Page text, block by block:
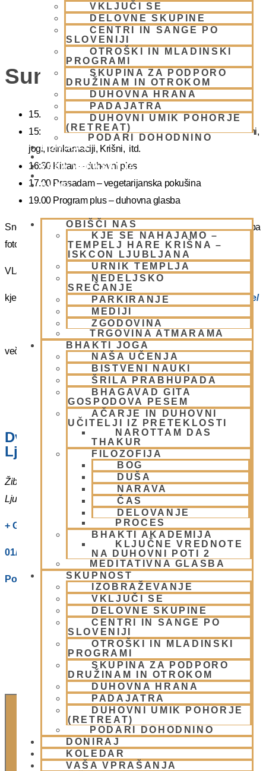
VKLJUČI SE
DELOVNE SKUPINE
CENTRI IN SANGE PO
SLOVENIJI
OTROŠKI IN MLADINSKI
PROGRAMI
SKUPINA ZA PODPORO
DRUŽINAM IN OTROKOM
DUHOVNA HRANA
PADAJATRA
DUHOVNI UMIK POHORJE
(RETREAT)
PODARI DOHODNINO
DONIRAJ
KOLEDAR
VAŠA VPRAŠANJA
BLOG
OBIŠČI NAS
KJE SE NAHAJAMO –
TEMPELJ HARE KRIŠNA –
ISKCON LJUBLJANA
URNIK TEMPLJA
NEDELJSKO
SREČANJE
PARKIRANJE
MEDIJI
ZGODOVINA
TRGOVINA ATMARAMA
BHAKTI JOGA
NAŠA UČENJA
BISTVENI NAUKI
ŠRILA PRABHUPADA
BHAGAVAD GITA
GOSPODOVA PESEM
AČARJE IN DUHOVNI
UČITELJI IZ PRETEKLOSTI
NAROTTAM DAS
THAKUR
FILOZOFIJA
BOG
DUŠA
NARAVA
ČAS
DELOVANJE
PROCES
BHAKTI AKADEMIJA
KLJUČNE VREDNOTE
NA DUHOVNI POTI 2
MEDITATIVNA GLASBA
SKUPNOST
IZOBRAŽEVANJE
VKLJUČI SE
DELOVNE SKUPINE
CENTRI IN SANGE PO
SLOVENIJI
OTROŠKI IN MLADINSKI
PROGRAMI
SKUPINA ZA PODPORO
DRUŽINAM IN OTROKOM
DUHOVNA HRANA
PADAJATRA
DUHOVNI UMIK POHORJE
(RETREAT)
PODARI DOHODNINO
DONIRAJ
KOLEDAR
VAŠA VPRAŠANJA
Sunday Feast
15.00 Bhadžani – duhovna glasba
15:40 Predavanje – predavanja iz zakladnice Ved o karmi,
jogi, reinkarnaciji, Krišni, itd.
16:30 Kirtan – duhovni ples
17.00 Prasadam – vegetarijanska pokušina
19.00 Program plus – duhovna glasba
Snemanje in slikanje gostov je v templju prepovedano. Lahko pa
fotografirate slikate božanstva in slike v dvorani.
VLJUDNO VABLJENI
kje in kako parkirati –https://www.harekrisna.net/parkiranje/
več info na spodnji povezavi
NEDELJSKO SREČANJE
Dvorana – Center Hare Krišna v
Ljubljani
Žibertova 27
Ljubljana
Slovenia
+ Google Zemljevidi
01/ 4312319
Poglej Prizorišče spletno stran